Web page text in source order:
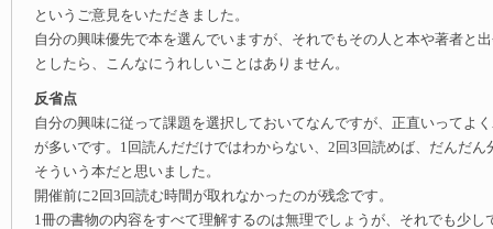
というご意見をいただきました。
自分の興味優先で本を選んでいますが、それでもその人と本や著者と
としたら、こんなにうれしいことはありません。
反省点
自分の興味に従って課題を選択しておいてなんですが、正直いってよ
が多いです。1回読んだだけではわからない、2回3回読めば、だんだん
そういう本だと思いました。
開催前に2回3回読む時間が取れなかったのが残念です。
1冊の書物の内容をすべて理解するのは無理でしょうが、それでも少し